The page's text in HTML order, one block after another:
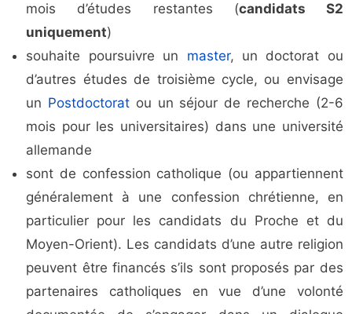
mois d’études restantes (candidats S2
uniquement)
souhaite poursuivre un master, un doctorat ou
d’autres études de troisième cycle, ou envisage
un Postdoctorat ou un séjour de recherche (2-6
mois pour les universitaires) dans une université
allemande
sont de confession catholique (ou appartiennent
généralement à une confession chrétienne, en
particulier pour les candidats du Proche et du
Moyen-Orient). Les candidats d’une autre religion
peuvent être financés s’ils sont proposés par des
partenaires catholiques en vue d’une volonté